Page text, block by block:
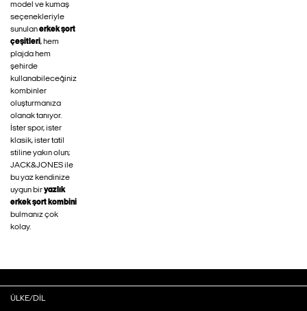
model ve kumaş
seçenekleriyle
sunulanerkek şort
çeşitleri, hem
plajda hem
şehirde
kullanabileceğiniz
kombinler
oluşturmanıza
olanak tanıyor.
İster spor, ister
klasik, ister tatil
stiline yakın olun;
JACK&JONES ile
bu yaz kendinize
uygun biryazlık
erkek şort kombini
bulmanız çok
kolay.
ÜLKE/DIL